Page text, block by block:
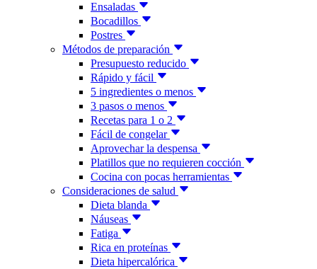
Ensaladas
Bocadillos
Postres
Métodos de preparación
Presupuesto reducido
Rápido y fácil
5 ingredientes o menos
3 pasos o menos
Recetas para 1 o 2
Fácil de congelar
Aprovechar la despensa
Platillos que no requieren cocción
Cocina con pocas herramientas
Consideraciones de salud
Dieta blanda
Náuseas
Fatiga
Rica en proteínas
Dieta hipercalórica